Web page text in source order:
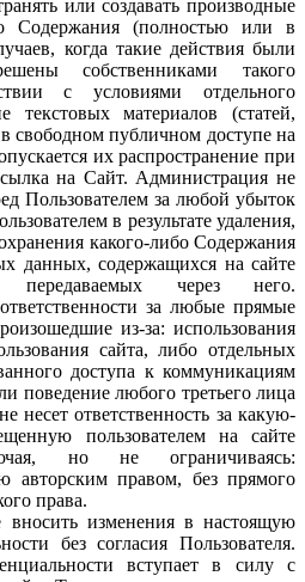
или создавать производные
Содержания (полностью или в
когда такие действия были
собственниками такого
с условиями отдельного
текстовых материалов (статей,
свободном публичном доступе на
их распространение при
на Сайт. Администрация не
Пользователем за любой убыток
в результате удаления,
какого-либо Содержания
данных, содержащихся на сайте
передаваемых через него.
за любые прямые
из-за: использования
сайта, либо отдельных
доступа к коммуникациям
поведение любого третьего лица
несет ответственность за какую-
пользователем на сайте
но не ограничиваясь:
правом, без прямого
права.
вносить изменения в настоящую
без согласия Пользователя.
вступает в силу с